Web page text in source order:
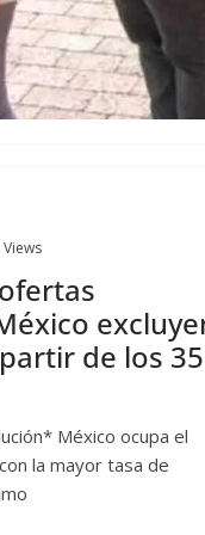
Views
de los 35
México ocupa el
la mayor tasa de